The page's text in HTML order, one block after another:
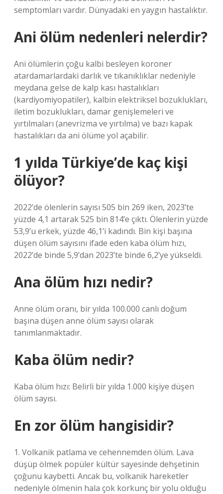
semptomları vardır. Dünyadaki en yaygın hastalıktır.
Ani ölüm nedenleri nelerdir?
Ani ölümlerin çoğu kalbi besleyen koroner
atardamarlardaki darlık ve tıkanıklıklar nedeniyle
meydana gelse de kalp kası hastalıkları
(kardiyomiyopatiler), kalbin elektriksel bozuklukları,
iletim bozuklukları, damar genişlemeleri ve
yırtılmaları (anevrizma ve yırtılma) ve bazı kapak
hastalıkları da ani ölüme yol açabilir.
1 yılda Türkiye’de kaç kişi
ölüyor?
2022’de ölenlerin sayısı 505 bin 269 iken, 2023’te
yüzde 4,1 artarak 525 bin 814’e çıktı. Ölenlerin yüzde
53,9’u erkek, yüzde 46,1’i kadındı. Bin kişi başına
düşen ölüm sayısını ifade eden kaba ölüm hızı,
2022’de binde 5,9’dan 2023’te binde 6,2’ye yükseldi.
Ana ölüm hızı nedir?
Anne ölüm oranı, bir yılda 100.000 canlı doğum
başına düşen anne ölüm sayısı olarak
tanımlanmaktadır.
Kaba ölüm nedir?
Kaba ölüm hızı: Belirli bir yılda 1.000 kişiye düşen
ölüm sayısı.
En zor ölüm hangisidir?
1. Volkanik patlama ve cehennemden ölüm. Lava
düşüp ölmek popüler kültür sayesinde dehşetinin
çoğunu kaybetti. Ancak bu, volkanik hareketler
nedeniyle ölmenin hala çok korkunç bir yolu olduğu